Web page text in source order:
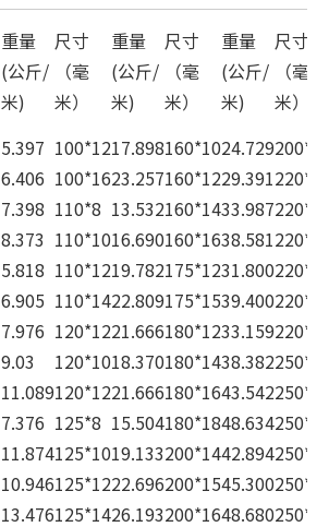
重量
(公斤/
米)
尺寸
（毫
米）
重量
(公斤/
米)
尺寸
（毫
米）
重量
(公斤/
米)
尺寸
（毫
米）
5.397 100*1217.898160*1024.729
6.406 100*1623.257160*1229.391
7.398 110*8 13.532160*1433.987
8.373 110*1016.690160*1638.581
5.818 110*1219.782175*1231.800
6.905 110*1422.809175*1539.400
7.976 120*1221.666180*1233.159
9.03 120*1018.370180*1438.382
11.089120*1221.666180*1643.542
7.376 125*8 15.504180*1848.634
11.874125*1019.133200*1442.894
10.946125*1222.696200*1545.300
13.476125*1426.193200*1648.680